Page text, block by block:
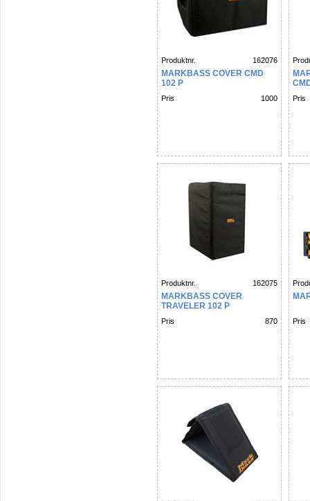
Produktnr. 162076
MARKBASS COVER CMD
102 P
Pris 1000 Pris
Produktnr. 162075
MARKBASS COVER
TRAVELER 102 P
Pris 870 Pris